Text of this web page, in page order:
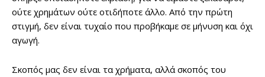
ούτε χρημάτων ούτε οτιδήποτε άλλο. Από την πρώτη
στιγμή, δεν είναι τυχαίο που προβήκαμε σε μήνυση και όχι
αγωγή.
Σκοπός μας δεν είναι τα χρήματα, αλλά σκοπός του